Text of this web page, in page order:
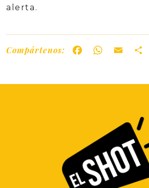
alerta.
Compártenos: FacebookWhatsApp
Email